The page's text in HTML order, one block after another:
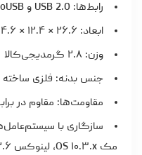
رابط‌ها: USB 2.0 و microUSB
ابعاد: ۲۶.۶ × ۱۲.۴ × ۴.۶ میلی‌متردیجی‌کالا
وزن: ۲.۸ گرمدیجی‌کالا
جنس بدنه: فلزی ساخته
مقاومت‌ها: مقاوم در
مک OS ۱۰.۳.x، لینوکس ۲.۶.x، اندروید ۴.۱.X